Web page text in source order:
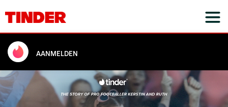
AANMELDEN